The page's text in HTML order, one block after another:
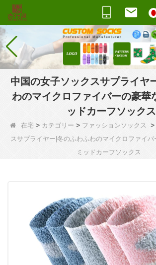
中国の女子ソックスサプライヤ
わのマイクロファイバーの豪華
ッドカーフソックス
在宅 > カテゴリー > ファッションソックス >
スサプライヤー|冬のふわふわのマイクロファイ
ミッドカーフソックス